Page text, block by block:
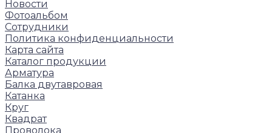
Новости
Фотоальбом
Сотрудники
Политика конфиденциальности
Карта сайта
Каталог продукции
Арматура
Балка двутавровая
Катанка
Круг
Квадрат
Проволока